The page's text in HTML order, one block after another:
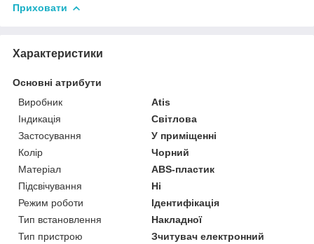
Приховати
Характеристики
Основні атрибути
Виробник
Atis
Індикація
Світлова
Застосування
У приміщенні
Колір
Чорний
Матеріал
ABS-пластик
Підсвічування
Ні
Режим роботи
Ідентифікація
Тип встановлення
Накладної
Тип пристрою
Зчитувач електронний